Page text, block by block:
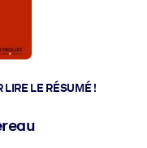
LIRE LE RÉSUMÉ !